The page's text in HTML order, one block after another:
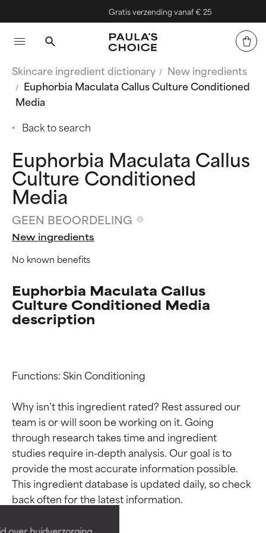
Gratis verzending vanaf € 25
Skincare ingredient dictionary
New ingredients
Euphorbia Maculata Callus Culture Conditioned
Media
Back to search
Euphorbia Maculata Callus
Culture Conditioned
Media
GEEN BEOORDELING
New ingredients
No known benefits
Euphorbia Maculata Callus
Culture Conditioned Media
description
Functions: Skin Conditioning
Why isn’t this ingredient rated? Rest assured our
team is or will soon be working on it. Going
through research takes time and ingredient
studies require in-depth analysis. Our goal is to
provide the most accurate information possible.
This ingredient database is updated daily, so check
Beoordelingen van
ingrediënten
Bewezen en ondersteund door
Beoordelingen van
ingrediënten
Bewezen en ondersteund door